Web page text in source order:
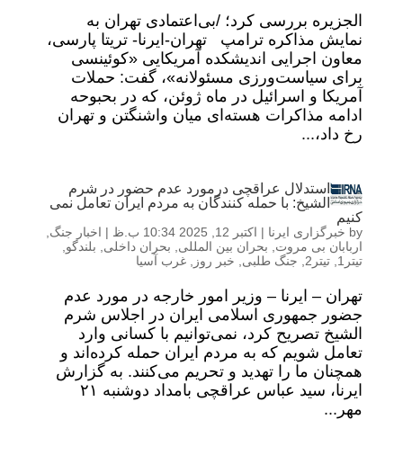
الجزیره بررسی کرد؛ /بی‌اعتمادی تهران به
نمایش مذاکره ترامپ تهران-ایرنا- تریتا پارسی،
معاون اجرایی اندیشکده آمریکایی «کوئینسی
برای سیاست‌ورزی مسئولانه»، گفت: حملات
آمریکا و اسرائیل در ماه ژوئن، که در بحبوحه
ادامه مذاکرات هسته‌ای میان واشنگتن و تهران
رخ داد،...
استدلال عراقچی درمورد عدم حضور در شرم
الشیخ: با حمله کنندگان به مردم ایران تعامل نمی
کنیم
by خبرگزاری ایرنا | اکتبر 12, 2025 10:34 ب.ظ | اخبار جنگ
اربابان بی مروت
بحران بین المللی بحران داخلی بلندگو
تیتر1
تیتر2 جنگ طلبی خبر روز غرب آسیا
تهران – ایرنا – وزیر امور خارجه در مورد عدم
جضور جمهوری اسلامی ایران در اجلاس شرم
الشیخ تصریح کرد، نمی‌توانیم با کسانی وارد
تعامل شویم که به مردم ایران حمله کرده‌اند و
همچنان ما را تهدید و تحریم می‌کنند. به گزارش
ایرنا، سید عباس عراقچی بامداد دوشنبه ۲۱
مهر...